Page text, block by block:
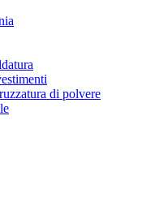
di polvere